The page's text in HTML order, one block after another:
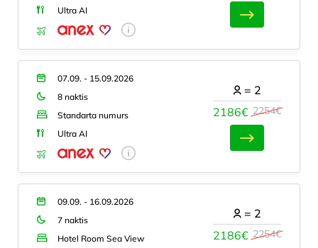
Ultra AI
07.09. - 15.09.2026
8 naktis
Standarta numurs
Ultra AI
2186€ 2254€
= 2
09.09. - 16.09.2026
7 naktis
Hotel Room Sea View
2186€ 2254€
= 2